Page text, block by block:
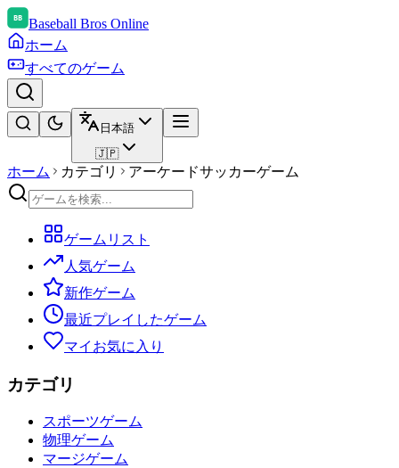
Baseball Bros Online
ホーム
すべてのゲーム
日本語
🇯🇵
ホーム カテゴリ アーケードサッカーゲーム
ゲームリスト
人気ゲーム
新作ゲーム
最近プレイしたゲーム
マイお気に入り
カテゴリ
スポーツゲーム
物理ゲーム
マージゲーム